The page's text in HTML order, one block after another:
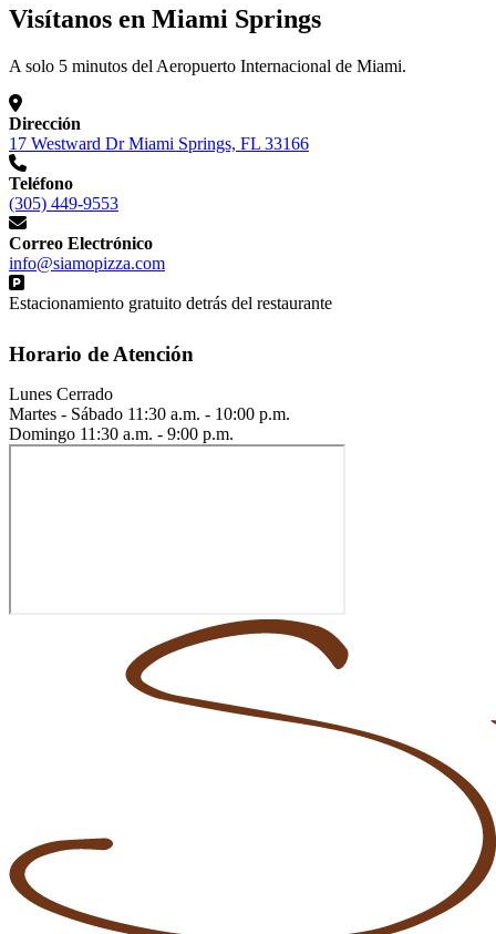
Visítanos en Miami Springs
A solo 5 minutos del Aeropuerto Internacional de Miami.
Dirección
17 Westward Dr Miami Springs, FL 33166
Teléfono
(305) 449-9553
Correo Electrónico
info@siamopizza.com
Estacionamiento gratuito detrás del restaurante
Horario de Atención
Lunes Cerrado
Martes - Sábado 11:30 a.m. - 10:00 p.m.
Domingo 11:30 a.m. - 9:00 p.m.